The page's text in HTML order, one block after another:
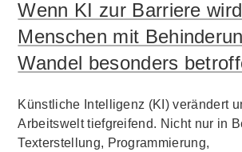
Wenn KI zur Barriere
Menschen mit
Wandel besonders
Künstliche Intelligenz (KI) verändert
Arbeitswelt tiefgreifend. Nicht nur in
Texterstellung, Programmierung,